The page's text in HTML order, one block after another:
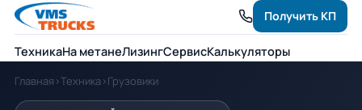
ТехникаНа метанеЛизингСервисКалькуляторы
Получить КП
Главная ›Техника›Грузовики